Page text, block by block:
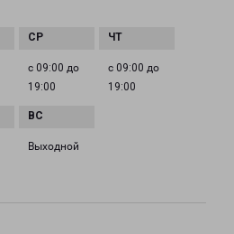
с 09:00 до
19:00
с 09:00 до
19:00
Выходной